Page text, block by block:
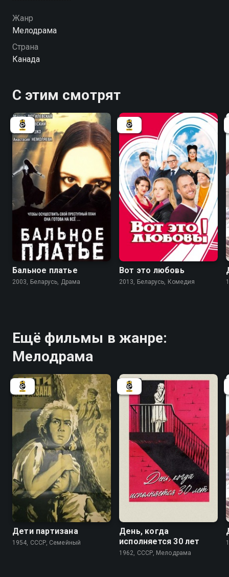
подвергся критике со стороны Сладко-Солёной.
Жанр
Мелодрама
Страна
Канада
С этим смотрят
6.7
Бальное платье
2003, Беларусь, Драма
7.0
Вот это любовь
2013, Беларусь, Комедия
Ещё фильмы в жанре:
Мелодрама
6.4
Дети партизана
1954, СССР, Семейный
5.7
День, когда
исполняется 30 лет
1962, СССР, Мелодрама